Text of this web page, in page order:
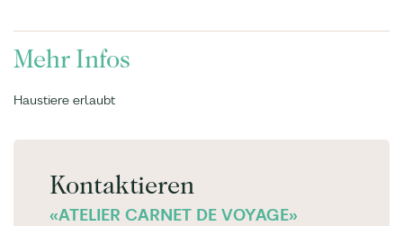
Mehr Infos
Haustiere erlaubt
Kontaktieren
«ATELIER CARNET DE VOYAGE»